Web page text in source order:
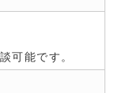
可能です。